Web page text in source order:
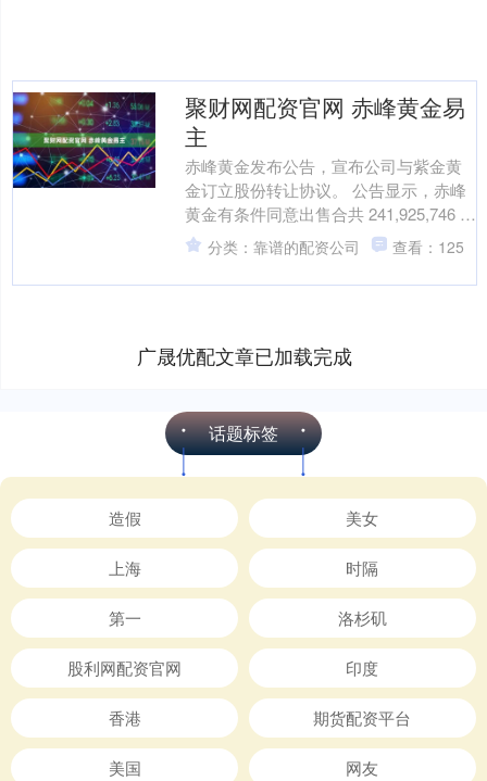
聚财网配资官网 赤峰黄金易
主
赤峰黄金发布公告，宣布公司与紫金黄
金订立股份转让协议。 公告显示，赤峰
黄金有条件同意出售合共 241,925,746 股
A 股，紫金黄金则有条件同意收购该部
分....
分类：靠谱的配资公司 查看：125
广晟优配文章已加载完成
话题标签
造假 美女
上海 时隔
第一 洛杉矶
股利网配资官网 印度
香港 期货配资平台
美国 网友